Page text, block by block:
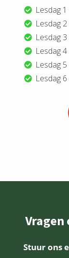
Lesdag
Lesdag
Lesdag
Lesdag
Lesdag
Lesdag
Vragen
Stuur ons